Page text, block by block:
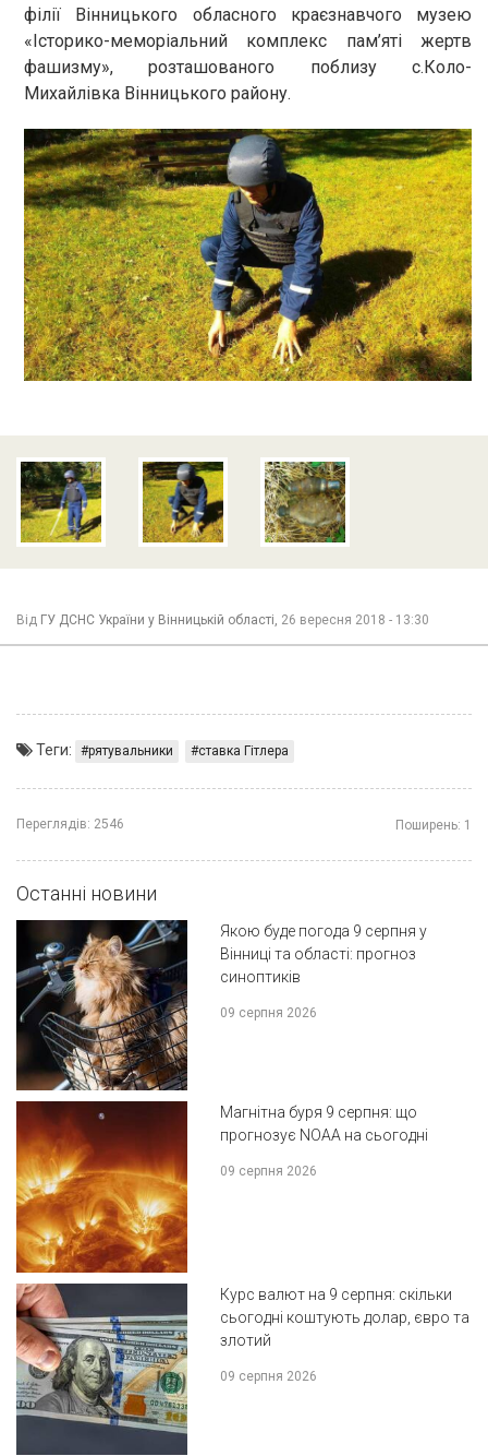
філії Вінницького обласного краєзнавчого музею
«Історико-меморіальний комплекс пам’яті жертв
фашизму», розташованого поблизу с.Коло-
Михайлівка Вінницького району.
Від ГУ ДСНС України у Вінницькій області, 26 вересня 2018 - 13:30
Теги: рятувальники ставка Гітлера
Переглядів: 2546 Поширень: 1
Останні новини
Якою буде погода 9 серпня у
Вінниці та області: прогноз
синоптиків
09 серпня 2026
Магнітна буря 9 серпня: що
прогнозує NOAA на сьогодні
09 серпня 2026
Курс валют на 9 серпня: скільки
сьогодні коштують долар, євро та
злотий
09 серпня 2026